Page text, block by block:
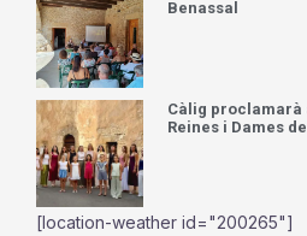
Benassal
Càlig proclamarà
Reines i Dames
[location-weather id="200265"]